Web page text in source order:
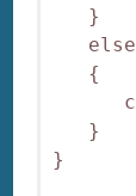
}
else
{
}
}